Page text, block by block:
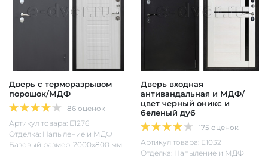
Дверь с терморазрывом
порошок/МДФ
86 оценок
Артикул товара: Е1276
Отделка: Напыление и МДФ
Базовый размер: 2000х800 мм
Дверь входная
антивандальная и МДФ/
цвет черный оникс и
беленый дуб
175 оценок
Артикул товара: Е1032
Отделка: Напыление и МДФ